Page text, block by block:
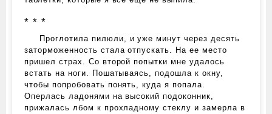
* * *
Проглотила пилюли, и уже минут через десять
заторможенность стала отпускать. На ее место
пришел страх. Со второй попытки мне удалось
встать на ноги. Пошатываясь, подошла к окну,
чтобы попробовать понять, куда я попала.
Оперлась ладонями на высокий подоконник,
прижалась лбом к прохладному стеклу и замерла в